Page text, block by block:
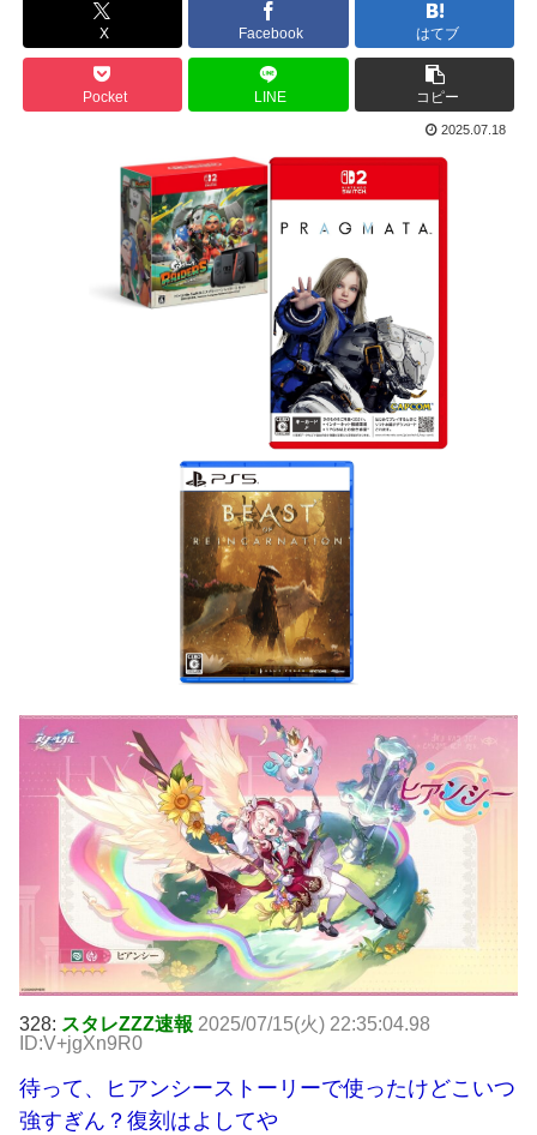
X Facebook はてブ
Pocket LINE コピー
2025.07.18
328: スタレZZZ速報 2025/07/15(火) 22:35:04.98
ID:V+jgXn9R0
待って、ヒアンシーストーリーで使ったけどこいつ
強すぎん？復刻はよしてや